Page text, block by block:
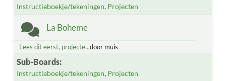
Instructieboekje/tekeningen Projecten
La Boheme
Lees dit eerst, projecte...door muis
Sub-Boards
Instructieboekje/tekeningen Projecten